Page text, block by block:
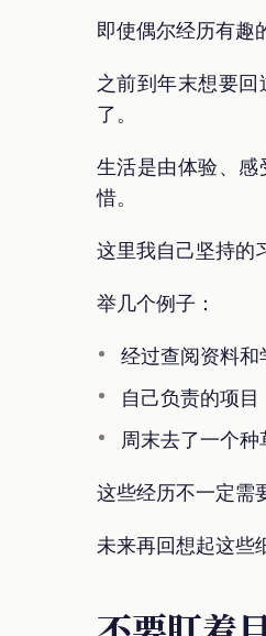
即使偶尔经历有趣
之前到年末想要
了。
生活是由体验、
惜。
这里我自己坚持的
举几个例子：
经过查阅资料
自己负责的项
周末去了一个
这些经历不一定需
未来再回想起这些